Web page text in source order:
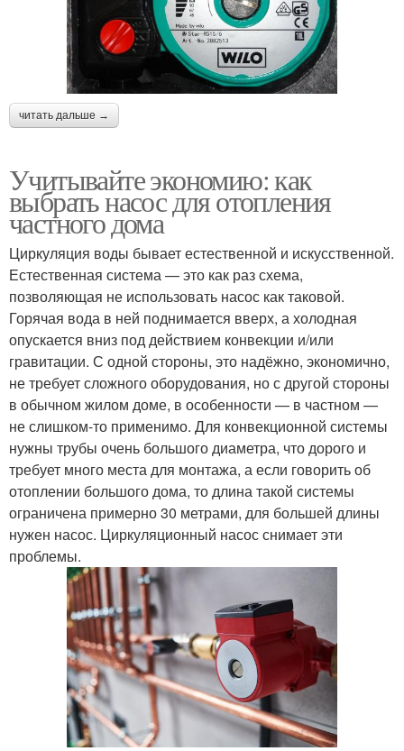
читать дальше →
Учитывайте экономию: как
выбрать насос для отопления
частного дома
Циркуляция воды бывает естественной и искусственной.
Естественная система — это как раз схема,
позволяющая не использовать насос как таковой.
Горячая вода в ней поднимается вверх, а холодная
опускается вниз под действием конвекции и/или
гравитации. С одной стороны, это надёжно, экономично,
не требует сложного оборудования, но с другой стороны
в обычном жилом доме, в особенности — в частном —
не слишком-то применимо. Для конвекционной системы
нужны трубы очень большого диаметра, что дорого и
требует много места для монтажа, а если говорить об
отоплении большого дома, то длина такой системы
ограничена примерно 30 метрами, для большей длины
нужен насос. Циркуляционный насос снимает эти
проблемы.